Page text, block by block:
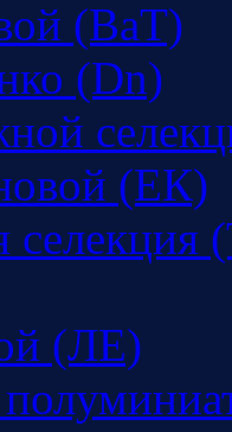
(ВаТ)
(Dn)
(ЕК)
(ЛЕ)